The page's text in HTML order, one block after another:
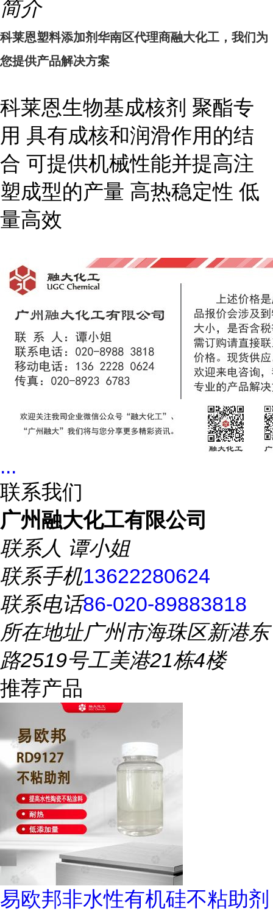
简介
科莱恩塑料添加剂华南区代理商融大化工，我们为
您提供产品解决方案
科莱恩生物基成核剂 聚酯专
用 具有成核和润滑作用的结
合 可提供机械性能并提高注
塑成型的产量 高热稳定性 低
量高效
...
联系我们
广州融大化工有限公司
联系人 谭小姐
联系手机13622280624
联系电话86-020-89883818
所在地址广州市海珠区新港东
路2519号工美港21栋4楼
推荐产品
易欧邦非水性有机硅不粘助剂